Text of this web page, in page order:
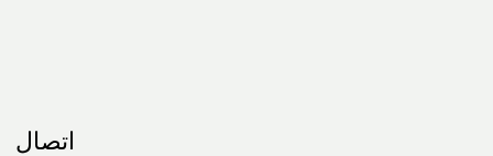
اتصال